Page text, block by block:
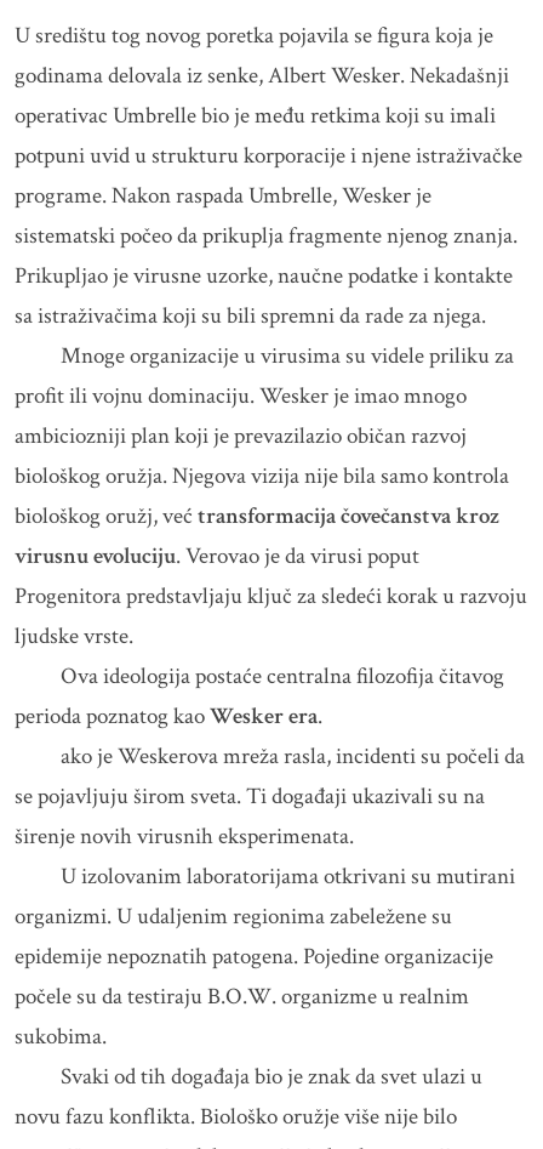
U središtu tog novog poretka pojavila se figura koja je
godinama delovala iz senke, Albert Wesker. Nekadašnji
operativac Umbrelle bio je među retkima koji su imali
potpuni uvid u strukturu korporacije i njene istraživačke
programe. Nakon raspada Umbrelle, Wesker je
sistematski počeo da prikuplja fragmente njenog znanja.
Prikupljao je virusne uzorke, naučne podatke i kontakte
sa istraživačima koji su bili spremni da rade za njega.
Mnoge organizacije u virusima su videle priliku za
profit ili vojnu dominaciju. Wesker je imao mnogo
ambiciozniji plan koji je prevazilazio običan razvoj
biološkog oružja. Njegova vizija nije bila samo kontrola
biološkog oružj, već transformacija čovečanstva kroz
virusnu evoluciju. Verovao je da virusi poput
Progenitora predstavljaju ključ za sledeći korak u razvoju
ljudske vrste.
Ova ideologija postaće centralna filozofija čitavog
perioda poznatog kaoWesker era.
ako je Weskerova mreža rasla, incidenti su počeli da
se pojavljuju širom sveta. Ti događaji ukazivali su na
širenje novih virusnih eksperimenata.
U izolovanim laboratorijama otkrivani su mutirani
organizmi. U udaljenim regionima zabeležene su
epidemije nepoznatih patogena. Pojedine organizacije
počele su da testiraju B.O.W. organizme u realnim
sukobima.
Svaki od tih događaja bio je znak da svet ulazi u
novu fazu konflikta. Biološko oružje više nije bilo